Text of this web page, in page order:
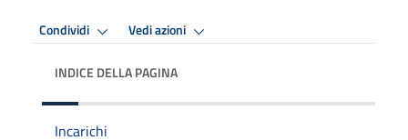
Condividi Vedi azioni
INDICE DELLA PAGINA
Incarichi